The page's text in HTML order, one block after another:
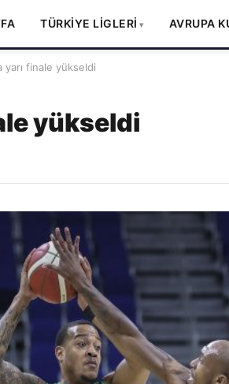
TÜRKİYE LİGLERİ AVRUPA
yarı finale yükseldi
yükseldi